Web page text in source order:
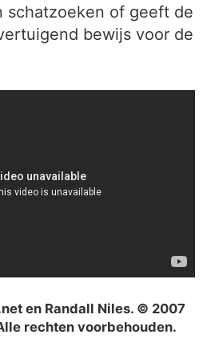
schatzoeken of geeft de
bewijs voor de
en Randall Niles. © 2007
rechten voorbehouden.